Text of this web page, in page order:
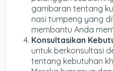
gambaran tentang
nasi tumpeng yang
membantu Anda
Konsultasikan
untuk berkonsultasi
tentang kebutuhan